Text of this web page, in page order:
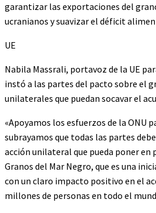
garantizar las exportaciones del
ucranianos y suavizar el déficit
UE
Nabila Massrali, portavoz de la UE
instó a las partes del pacto sobre el
unilaterales que puedan socavar el
«Apoyamos los esfuerzos de la ONU
subrayamos que todas las partes
acción unilateral que pueda poner en
Granos del Mar Negro, que es una
con un claro impacto positivo en el
millones de personas en todo el